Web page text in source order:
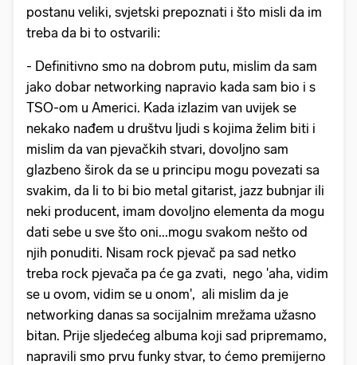
postanu veliki, svjetski prepoznati i što misli da im
treba da bi to ostvarili:
- Definitivno smo na dobrom putu, mislim da sam
jako dobar networking napravio kada sam bio i s
TSO-om u Americi. Kada izlazim van uvijek se
nekako nađem u društvu ljudi s kojima želim biti i
mislim da van pjevačkih stvari, dovoljno sam
glazbeno širok da se u principu mogu povezati sa
svakim, da li to bi bio metal gitarist, jazz bubnjar ili
neki producent, imam dovoljno elementa da mogu
dati sebe u sve što oni...mogu svakom nešto od
njih ponuditi. Nisam rock pjevač pa sad netko
treba rock pjevača pa će ga zvati, nego 'aha, vidim
se u ovom, vidim se u onom', ali mislim da je
networking danas sa socijalnim mrežama užasno
bitan. Prije sljedećeg albuma koji sad pripremamo,
napravili smo prvu funky stvar, to ćemo premijerno